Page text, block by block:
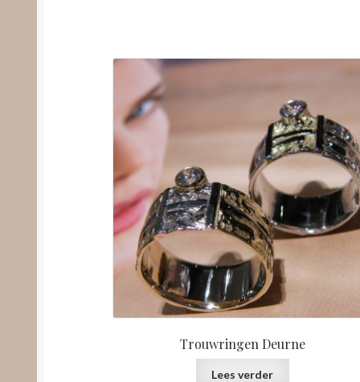
Trouwringen Deurne
Lees verder